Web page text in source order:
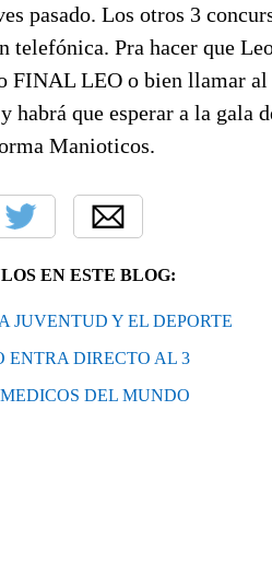
pasado. Los otros 3
telefónica. Pra hacer que
FINAL LEO o bien llamar al
habrá que esperar a la gala
Manioticos.
EN ESTE BLOG:
JUVENTUD Y EL DEPORTE
ENTRA DIRECTO AL 3
DEL MUNDO